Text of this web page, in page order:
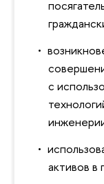
с
активов в